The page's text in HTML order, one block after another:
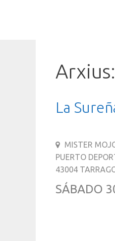
Arxius:
La
MISTER
PUERTO
43004
SÁBADO